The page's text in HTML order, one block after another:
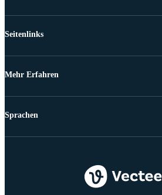
Seitenlinks
Mehr Erfahren
Sprachen